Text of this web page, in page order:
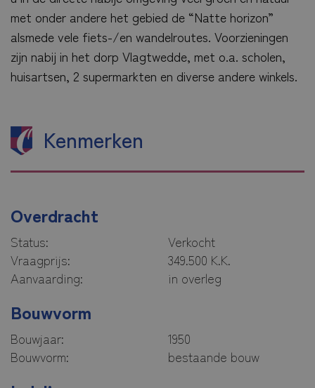
met onder andere het gebied de “Natte horizon”
alsmede vele fiets-/en wandelroutes. Voorzieningen
zijn nabij in het dorp Vlagtwedde, met o.a. scholen,
huisartsen, 2 supermarkten en diverse andere winkels.
Kenmerken
Overdracht
Status:
Verkocht
Vraagprijs:
349.500 K.K.
Aanvaarding:
in overleg
Bouwvorm
Bouwjaar:
1950
Bouwvorm:
bestaande bouw